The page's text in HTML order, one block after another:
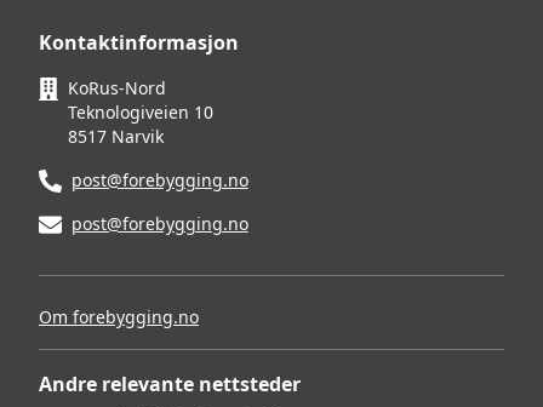
Kontaktinformasjon
KoRus-Nord
Teknologiveien 10
8517 Narvik
post@forebygging.no
post@forebygging.no
Om forebygging.no
Andre relevante nettsteder